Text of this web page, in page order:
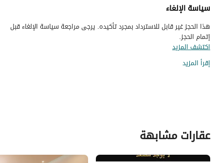
سياسة الإلغاء
هذا الحجز غير قابل للاسترداد بمجرد تأكيده. يرجى مراجعة سياسة الإلغاء قبل
إتمام الحجز.
اكتشف المزيد
إقرأ المزيد
عقارات مشابهة